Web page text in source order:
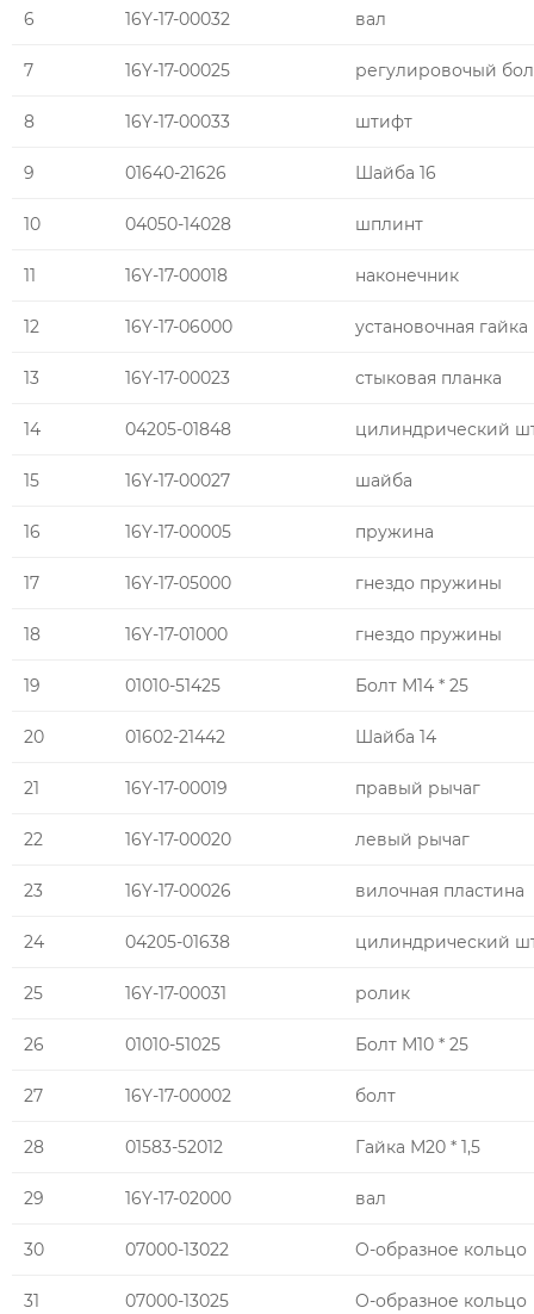
6 16Y-17-00032 вал
7 16Y-17-00025 регулировочый
8 16Y-17-00033 штифт
9 01640-21626 Шайба 16
10 04050-14028 шплинт
11 16Y-17-00018 наконечник
12 16Y-17-06000 установочная гайка
13 16Y-17-00023 стыковая планка
14 04205-01848 цилиндрический
15 16Y-17-00027 шайба
16 16Y-17-00005 пружина
17 16Y-17-05000 гнездо пружины
18 16Y-17-01000 гнездо пружины
19 01010-51425 Болт М14 * 25
20 01602-21442 Шайба 14
21 16Y-17-00019 правый рычаг
22 16Y-17-00020 левый рычаг
23 16Y-17-00026 вилочная пластина
24 04205-01638 цилиндрический
25 16Y-17-00031 ролик
26 01010-51025 Болт М10 * 25
27 16Y-17-00002 болт
28 01583-52012 Гайка М20 * 1,5
29 16Y-17-02000 вал
30 07000-13022 O-образное кольцо
31 07000-13025 O-образное кольцо